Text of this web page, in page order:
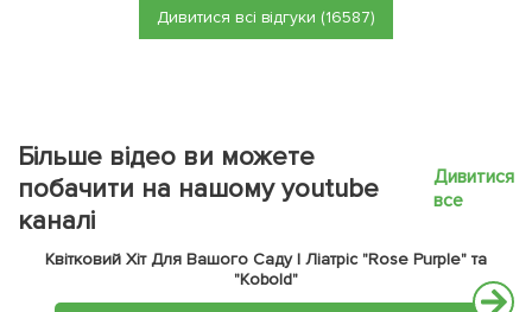
Дивитися всі відгуки (16587)
Більше відео ви можете
побачити на нашому youtube
каналі
Дивитися
все
Квітковий Хіт Для Вашого Саду | Ліатріс "Rose Purple" та
"Kobold"